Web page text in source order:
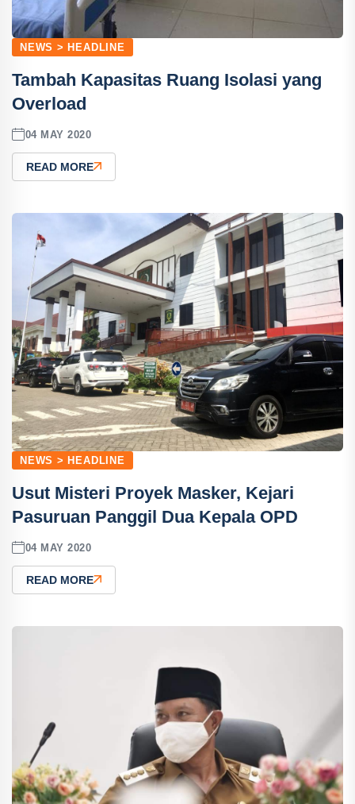
NEWS > HEADLINE
Tambah Kapasitas Ruang Isolasi yang
Overload
04 MAY 2020
READ MORE
NEWS > HEADLINE
Usut Misteri Proyek Masker, Kejari
Pasuruan Panggil Dua Kepala OPD
04 MAY 2020
READ MORE